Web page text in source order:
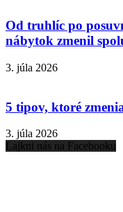
Od truhlíc po
nábytok zmenil
3. júla 2026
5 tipov, ktoré
3. júla 2026
Lajkni nás na Facebooku